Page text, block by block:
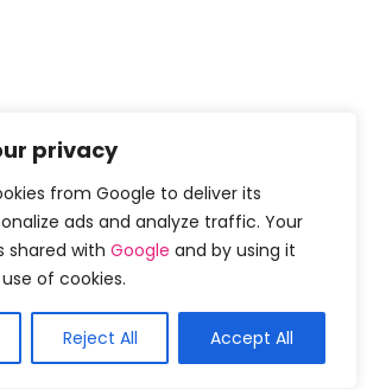
privacy
from Google to deliver its
ads and analyze traffic. Your
shared with Google and by using it
of cookies.
Reject All Accept All